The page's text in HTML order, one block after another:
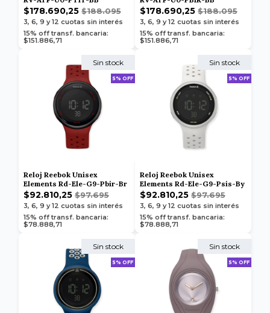
$178.690,25 $188.095
3, 6, 9 y 12 cuotas sin interés
15% off transf. bancaria:
$151.886,71
$178.690,25 $188.095
3, 6, 9 y 12 cuotas sin interés
15% off transf. bancaria:
$151.886,71
Sin stock
5% OFF
Reloj Reebok Unisex
Elements Rd-Ele-G9-Pbir-Br
$92.810,25 $97.695
3, 6, 9 y 12 cuotas sin interés
15% off transf. bancaria:
$78.888,71
Sin stock
5% OFF
Reloj Reebok Unisex
Elements Rd-Ele-G9-Psis-By
$92.810,25 $97.695
3, 6, 9 y 12 cuotas sin interés
15% off transf. bancaria:
$78.888,71
Sin stock
5% OFF
Sin stock
5% OFF